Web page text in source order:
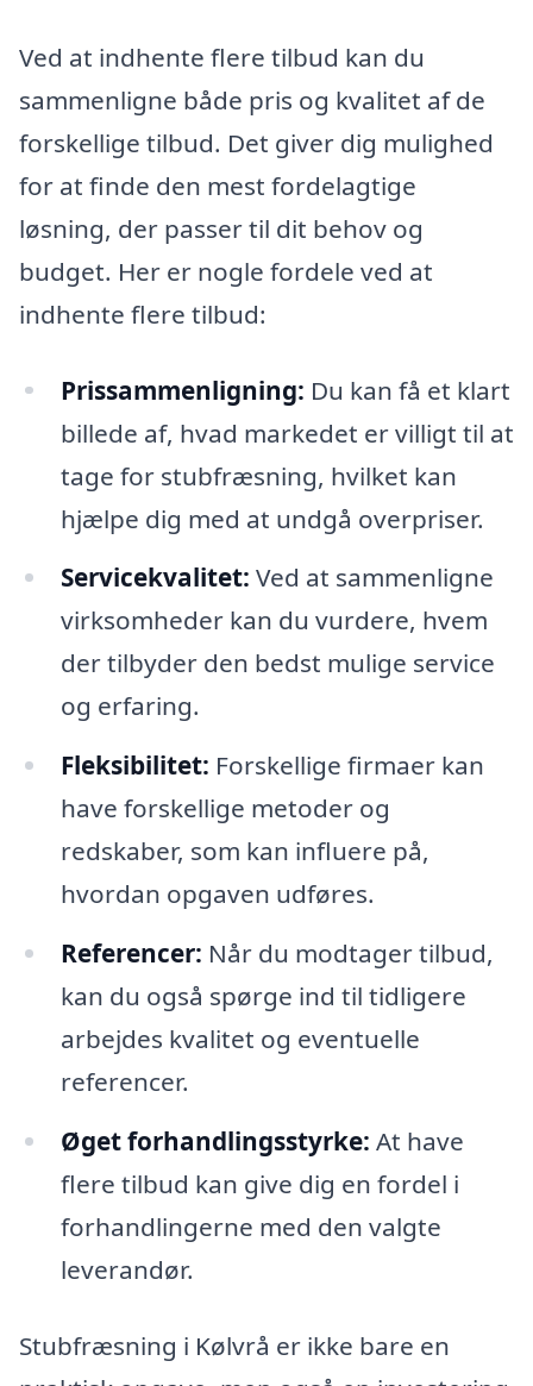
Ved at indhente flere tilbud kan du
sammenligne både pris og kvalitet af de
forskellige tilbud. Det giver dig mulighed
for at finde den mest fordelagtige
løsning, der passer til dit behov og
budget. Her er nogle fordele ved at
indhente flere tilbud:
Prissammenligning: Du kan få et klart
billede af, hvad markedet er villigt til at
tage for stubfræsning, hvilket kan
hjælpe dig med at undgå overpriser.
Servicekvalitet: Ved at sammenligne
virksomheder kan du vurdere, hvem
der tilbyder den bedst mulige service
og erfaring.
Fleksibilitet: Forskellige firmaer kan
have forskellige metoder og
redskaber, som kan influere på,
hvordan opgaven udføres.
Referencer: Når du modtager tilbud,
kan du også spørge ind til tidligere
arbejdes kvalitet og eventuelle
referencer.
Øget forhandlingsstyrke: At have
flere tilbud kan give dig en fordel i
forhandlingerne med den valgte
leverandør.
Stubfræsning i Kølvrå er ikke bare en